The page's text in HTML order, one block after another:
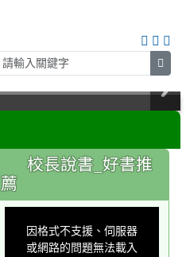
search
校長說書_好書推
薦
window.
因格式不支援、伺服器
或網路的問題無法載入